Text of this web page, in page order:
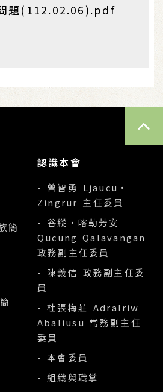
題(112.02.06).pdf
簡
認識本會
- 曾智勇 Ljaucu‧
Zingrur 主任委員
- 谷縱‧喀勒芳安
Qucung Qalavangan
政務副主任委員
- 陳義信 政務副主任委
員
- 杜張梅莊 Adralriw
Abaliusu 常務副主任
委員
- 本會委員
- 組織與職掌